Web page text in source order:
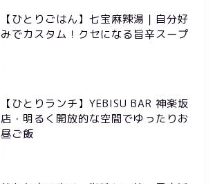
【ひとりごはん】七宝麻辣湯｜自分好
みでカスタム！クセになる旨辛スープ
【ひとりランチ】YEBISU BAR 神楽坂
店・明るく開放的な空間でゆったりお
昼ご飯